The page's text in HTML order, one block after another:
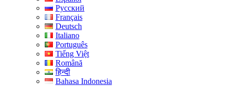
Русский
Français
Deutsch
Italiano
Português
Tiếng Việt
Română
हिन्दी
Bahasa Indonesia